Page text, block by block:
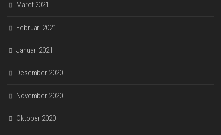
Maret 2021
Februari 2021
Januari 2021
Desember 2020
November 2020
Oktober 2020